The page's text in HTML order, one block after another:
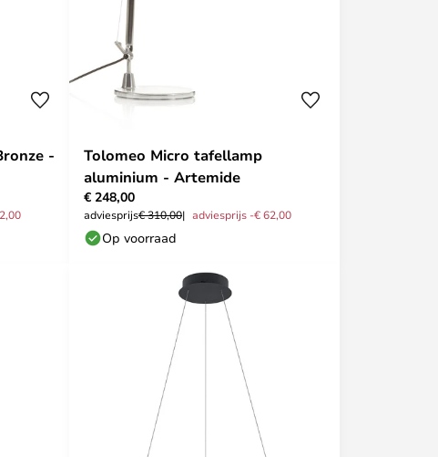
-
Tolomeo Micro tafellamp
aluminium - Artemide
€ 248,00
adviesprijs€ 310,00 adviesprijs -€ 62,00
Op voorraad